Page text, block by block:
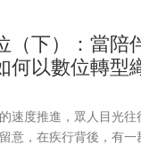
（下）：當陪
何以數位轉型
速度推進，眾人目光
意，在疾行背後，有
照護的社福機構，在持